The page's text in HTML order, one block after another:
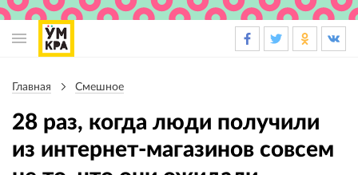
навигации
Главная Смешное
28 раз, когда люди получили
из интернет-магазинов совсем